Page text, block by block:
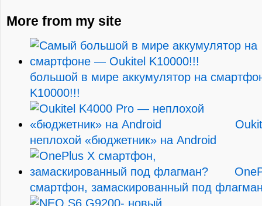
More from my site
большой в мире аккумулятор на
K10000!!!
неплохой «бюджетник» на Android
смартфон, замаскированный под